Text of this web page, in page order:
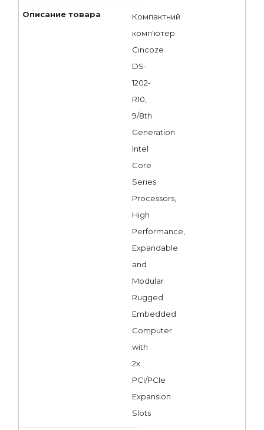
Компактний
комп'ютер
Cincoze
DS-
1202-
R10,
9/8th
Generation
Intel
Core
Series
Processors,
High
Performance,
Expandable
and
Modular
Rugged
Embedded
Computer
with
2x
PCI/PCIe
Expansion
Slots